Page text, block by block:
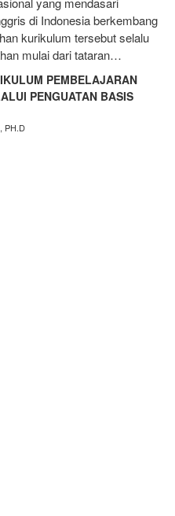
di Indonesia berkembang
kurikulum tersebut selalu
mulai dari tataran…
PEMBELAJARAN
PENGUATAN BASIS
PH.D